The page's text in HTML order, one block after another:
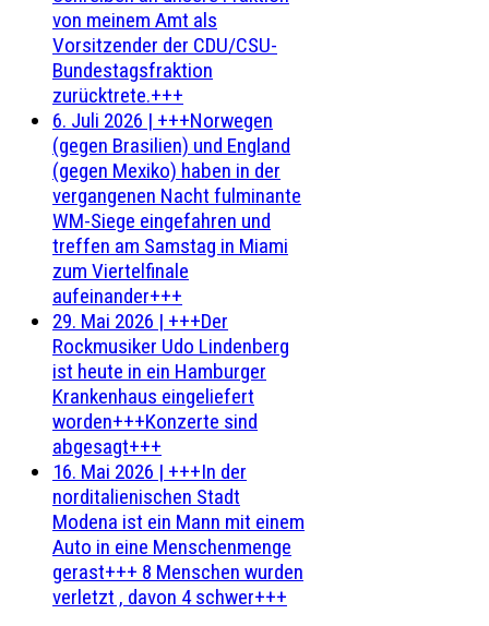
von meinem Amt als
Vorsitzender der CDU/CSU-
Bundestagsfraktion
zurücktrete.+++
6. Juli 2026 | +++Norwegen
(gegen Brasilien) und England
(gegen Mexiko) haben in der
vergangenen Nacht fulminante
WM-Siege eingefahren und
treffen am Samstag in Miami
zum Viertelfinale
aufeinander+++
29. Mai 2026 | +++Der
Rockmusiker Udo Lindenberg
ist heute in ein Hamburger
Krankenhaus eingeliefert
worden+++Konzerte sind
abgesagt+++
16. Mai 2026 | +++In der
norditalienischen Stadt
Modena ist ein Mann mit einem
Auto in eine Menschenmenge
gerast+++ 8 Menschen wurden
verletzt , davon 4 schwer+++